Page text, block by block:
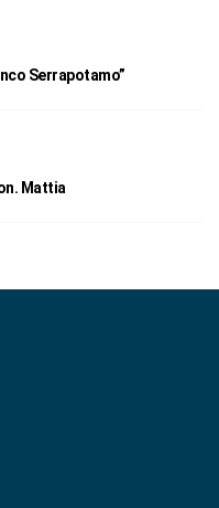
Serrapotamo”
Mattia